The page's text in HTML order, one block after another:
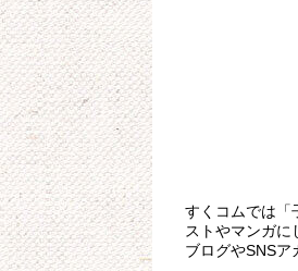
すくコムでは「
ストやマンガに
ブログやSNSア